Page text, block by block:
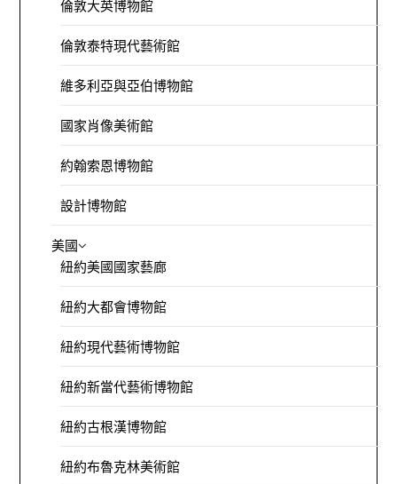
倫敦大英博物館
倫敦泰特現代藝術館
維多利亞與亞伯博物館
國家肖像美術館
約翰索恩博物館
設計博物館
美國
紐約美國國家藝廊
紐約大都會博物館
紐約現代藝術博物館
紐約新當代藝術博物館
紐約古根漢博物館
紐約布魯克林美術館